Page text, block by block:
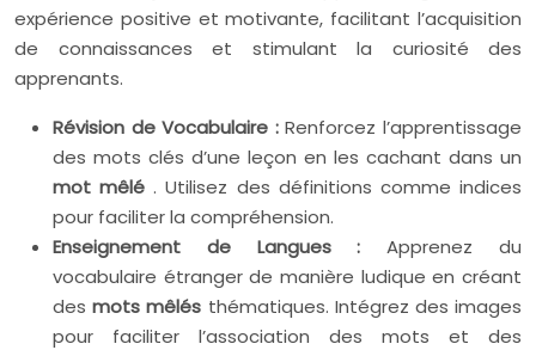
expérience positive et motivante, facilitant l’acquisition
de connaissances et stimulant la curiosité des
apprenants.
Révision de Vocabulaire :Renforcez l’apprentissage
des mots clés d’une leçon en les cachant dans un
mot mêlé. Utilisez des définitions comme indices
pour faciliter la compréhension.
Enseignement de Langues :Apprenez du
vocabulaire étranger de manière ludique en créant
desmots mêlés thématiques. Intégrez des images
pour faciliter l’association des mots et des